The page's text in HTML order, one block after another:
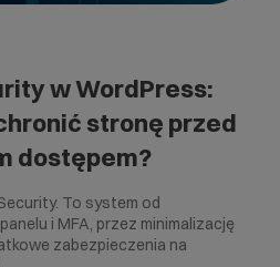
w WordPress:
stronę przed
dostępem?
To system od
i MFA, przez minimalizację
zabezpieczenia na